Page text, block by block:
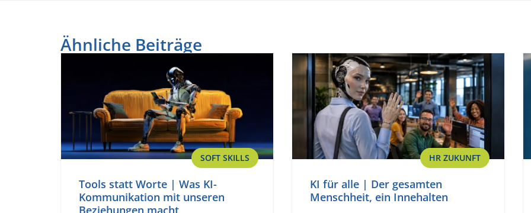
Ähnliche Beiträge
SOFT SKILLS
Tools statt Worte | Was KI-
Kommunikation mit unseren
HR ZUKUNFT
KI für alle | Der gesamten
Menschheit, ein Innehalten